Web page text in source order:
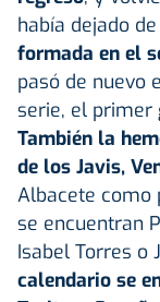
había dejado
formada en el
pasó de nuevo
serie, el primer
También la
de los Javis,
Albacete como
se encuentran
Isabel Torres o
calendario se